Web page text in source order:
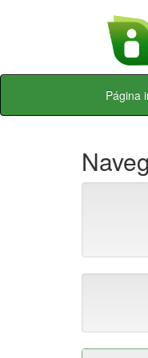
Skip
Página